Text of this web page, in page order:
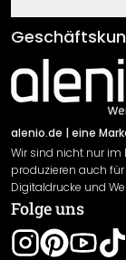
Klebe- und
Newsletter
AGB
Impressum
Versand &
Rücksendung
Widerrufsrecht
Gewährleistung
alenio.de | eine
Wir sind nicht nur im
produzieren auch
Digitaldrucke und
Folge uns